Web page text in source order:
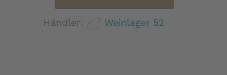
Händler: Weinlager 52